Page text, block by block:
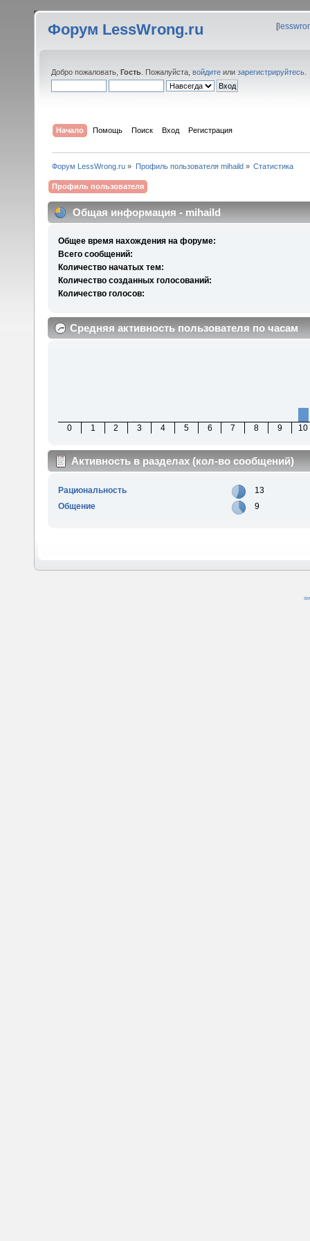
Форум LessWrong.ru [
Добро пожаловать, Гость . Пожалуйста, войдите или зарегистрируйтесь
Начало Помощь Поиск Вход Регистрация
Форум LessWrong.ru » Профиль пользователя mihaild» Статистика
Профиль пользователя
Общая информация - mihaild
Общее время нахождения на форуме:
Всего сообщений:
Количество начатых тем:
Количество созданных голосований:
Количество голосов:
Средняя активность пользователя по часам
0 1 2 3 4 5 6 7 8 9 10
Активность в разделах (кол-во сообщений)
Рациональность
13
Общение
9